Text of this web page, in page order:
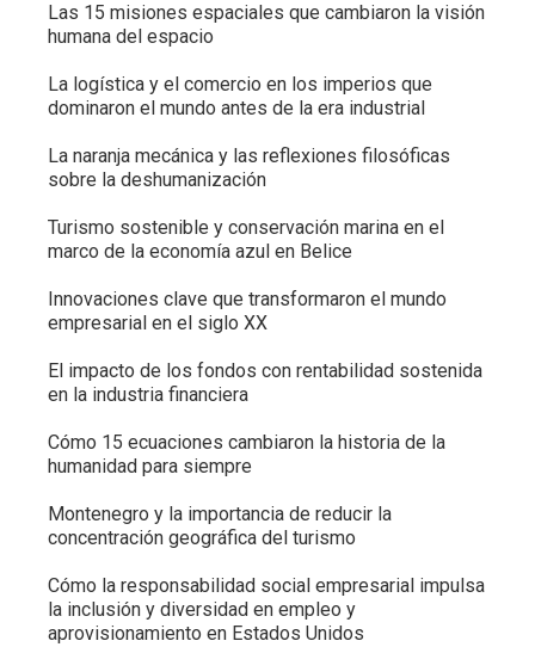
Las 15 misiones espaciales que cambiaron la visión
humana del espacio
La logística y el comercio en los imperios que
dominaron el mundo antes de la era industrial
La naranja mecánica y las reflexiones filosóficas
sobre la deshumanización
Turismo sostenible y conservación marina en el
marco de la economía azul en Belice
Innovaciones clave que transformaron el mundo
empresarial en el siglo XX
El impacto de los fondos con rentabilidad sostenida
en la industria financiera
Cómo 15 ecuaciones cambiaron la historia de la
humanidad para siempre
Montenegro y la importancia de reducir la
concentración geográfica del turismo
Cómo la responsabilidad social empresarial impulsa
la inclusión y diversidad en empleo y
aprovisionamiento en Estados Unidos